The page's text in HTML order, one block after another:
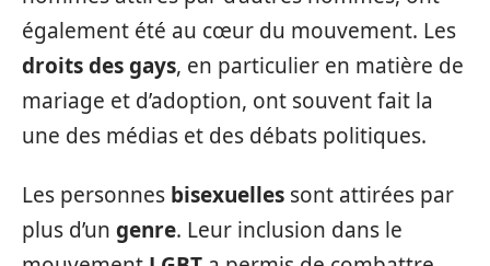
également été au cœur du mouvement. Les
droits des gays, en particulier en matière de
mariage et d’adoption, ont souvent fait la
une des médias et des débats politiques.
Les personnes bisexuelles sont attirées par
plus d’un genre. Leur inclusion dans le